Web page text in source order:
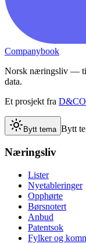
Companybook
Norsk næringsliv —
data.
Et prosjekt fra D&CO
Bytt tema Bytt
Næringsliv
Lister
Nyetableringer
Opphørte
Børsnotert
Anbud
Patentsok
Fylker og